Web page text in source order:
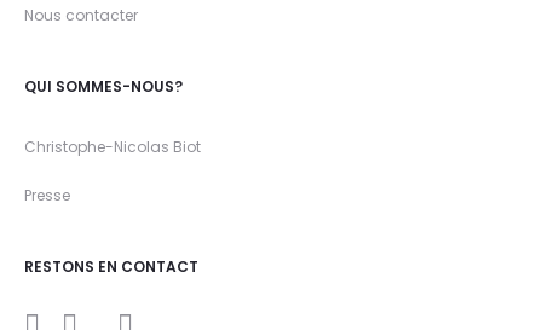
Nous contacter
QUI SOMMES-NOUS?
Christophe-Nicolas Biot
Presse
RESTONS EN CONTACT